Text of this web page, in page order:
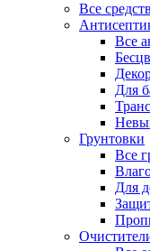
Все
Все
Для
Грунтовки
Все
Для